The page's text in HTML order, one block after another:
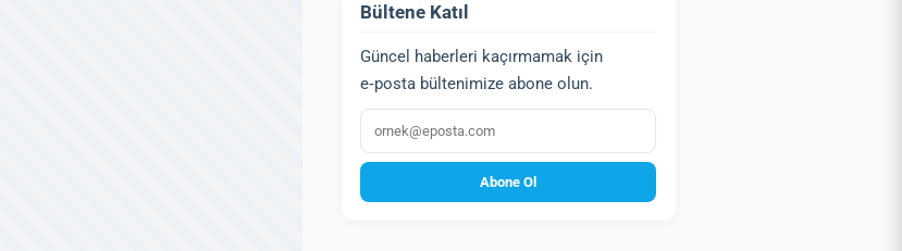
Bültene Katıl
Güncel haberleri kaçırmamak için
e‑posta bültenimize abone olun.
E‑posta
Abone Ol